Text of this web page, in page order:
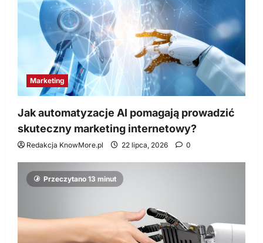
Marketing
Jak automatyzacje AI pomagają prowadzić
skuteczny marketing internetowy?
Redakcja KnowMore.pl 22 lipca, 2026 0
Przeczytano 13 minut